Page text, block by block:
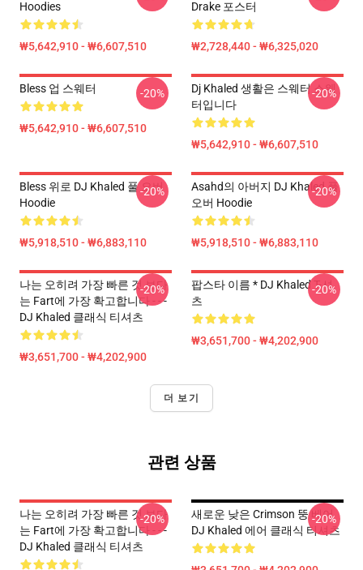
Hoodies
₩5,642,910 - ₩6,607,510
Drake 포스터
₩2,728,440 - ₩6,325,020
Bless 업 스웨터
₩5,642,910 - ₩6,607,510
-20%
Dj Khaled 생활은 스웨터 스웨
터입니다
₩5,642,910 - ₩6,607,510
-20%
Bless 위로 DJ Khaled 풀 오버
Hoodie
₩5,918,510 - ₩6,883,110
-20%
Asahd의 아버지 DJ Khaled 풀
오버 Hoodie
₩5,918,510 - ₩6,883,110
-20%
나는 오히려 가장 빠른 것 보다
는 Fart에 가장 확고합니다 - - -
DJ Khaled 클래식 티셔츠
₩3,651,700 - ₩4,202,900
-20%
팝스타 이름 * DJ Khaled T-셔
츠
₩3,651,700 - ₩4,202,900
-20%
더 보기
관련 상품
나는 오히려 가장 빠른 것 보다
는 Fart에 가장 확고합니다 - - -
DJ Khaled 클래식 티셔츠
-20%
새로운 낮은 Crimson 뚱 베어
DJ Khaled 에어 클래식 티셔츠
-20%